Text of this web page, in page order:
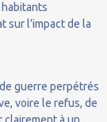
sur l’impact de la
guerre perpétrés
voire le refus, de